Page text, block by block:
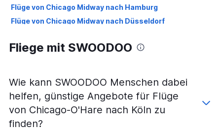
Flüge von Chicago Midway nach Hamburg
Flüge von Chicago Midway nach Düsseldorf
Flüge von Chicago-O'Hare nach Nürnberg
Flüge von Chicago-O'Hare nach Hannover
Flüge von Chicago Midway nach Bremen
Fliege mit SWOODOO
Wie kann SWOODOO Menschen dabei
helfen, günstige Angebote für Flüge
von Chicago-O'Hare nach Köln zu
finden?